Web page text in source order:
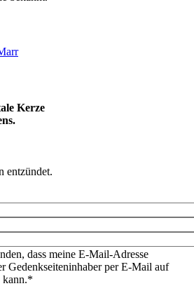
Kerze
entzündet.
dass meine E-Mail-Adresse
Gedenkseiteninhaber per E-Mail auf